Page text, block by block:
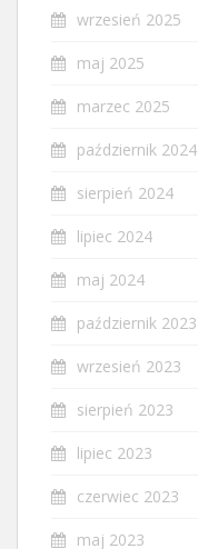
wrzesień 2025
maj 2025
marzec 2025
październik 2024
sierpień 2024
lipiec 2024
maj 2024
październik 2023
wrzesień 2023
sierpień 2023
lipiec 2023
czerwiec 2023
maj 2023